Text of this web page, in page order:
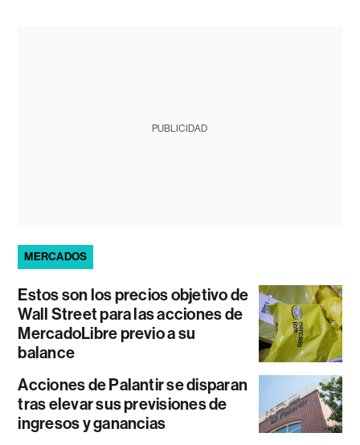
PUBLICIDAD
MERCADOS
Estos son los precios objetivo de
Wall Street para las acciones de
MercadoLibre previo a su
balance
Acciones de Palantir se disparan
tras elevar sus previsiones de
ingresos y ganancias